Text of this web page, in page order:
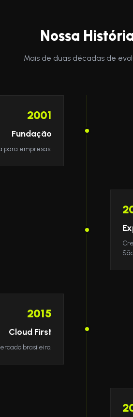
Nossa
Mais de duas décadas de
2001
Fundação
para empresas.
2015
Cloud First
brasileiro.